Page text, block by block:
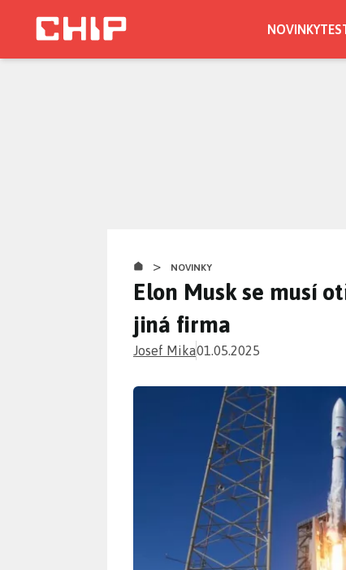
NOVINKY
> NOVINKY
Elon Musk se musí
jiná firma
Josef Mika01.05.2025